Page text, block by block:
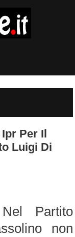
Per Il
Luigi Di
Partito
non